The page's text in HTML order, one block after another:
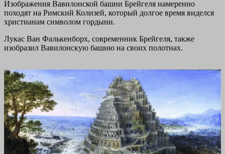
Изображения Вавилонской башни Брейгеля намеренно
походят на Римский Колизей, который долгое время виделся
христианам символом гордыни.
Лукас Ван Фалькенборх, современник Брейгеля, также
изобразил Вавилонскую башню на своих полотнах.